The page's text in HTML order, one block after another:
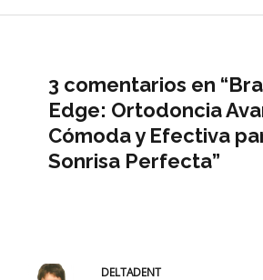
3 comentarios en
Edge: Ortodoncia
Cómoda y Efectiva
Sonrisa Perfecta”
DELTADENT